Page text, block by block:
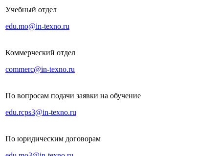
Учебный отдел
edu.mo@in-texno.ru
Коммерческий отдел
commerc@in-texno.ru
По вопросам подачи заявки на обучение
edu.rcps3@in-texno.ru
По юридическим договорам